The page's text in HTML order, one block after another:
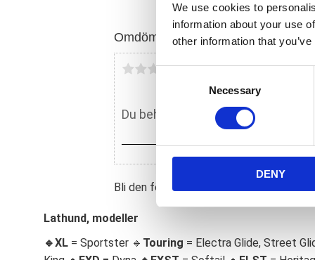
We use cookies to
information about your use
other information that
C
S
e
e
Necessary
DENY
Omdömen
Du
Bli den första att lämna ett omdöme.
Lathund, modeller
🔹XL = Sportster 🔹 Touring = Electra Glide, Street